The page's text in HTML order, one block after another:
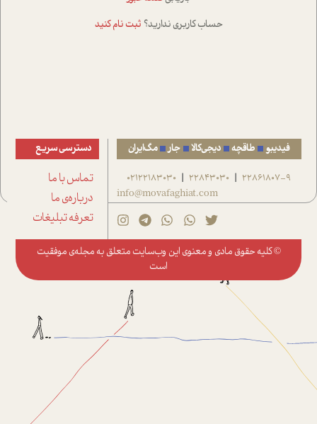
حساب کاربری ندارید؟ ثبت نام کنید
فیدیبو طاقچه دیجی‌کالا جار مگ‌ایران
22861807-9
|
22843030
|
02122183030
info@movafaghiat.com
دسترسی سریع
تماس با ما
درباره‌ی ما
تعرفه تبلیغات
© کلیه حقوق مادی و معنوی این وب‌سایت متعلق به مجله‌ی موفقیت
است